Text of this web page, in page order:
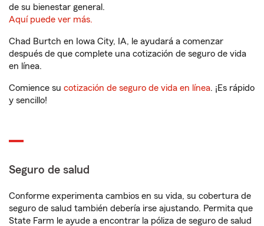
de su bienestar general.
Aquí puede ver más.
Chad Burtch en Iowa City, IA, le ayudará a comenzar
después de que complete una cotización de seguro de vida
en línea.
Comience su cotización de seguro de vida en línea. ¡Es rápido
y sencillo!
Seguro de salud
Conforme experimenta cambios en su vida, su cobertura de
seguro de salud también debería irse ajustando. Permita que
State Farm le ayude a encontrar la póliza de seguro de salud